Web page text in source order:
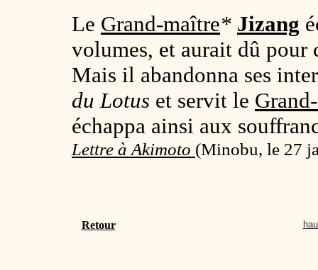
Le Grand-maître* Jizang
volumes, et aurait dû
Mais il abandonna ses
du Lotus et servit le
échappa ainsi aux
Lettre à Akimoto (Minobu, le 27
Retour